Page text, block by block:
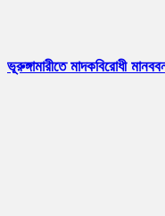
ভূরুঙ্গামারীতে মাদকবিরোধী